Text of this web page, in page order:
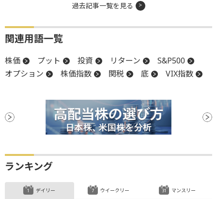
過去記事一覧を見る
関連用語一覧
株価 プット 投資 リターン
S&P500
オプション
株価指数 関税 底 VIX指数
ランキング
デイリー ウイークリー マンスリー